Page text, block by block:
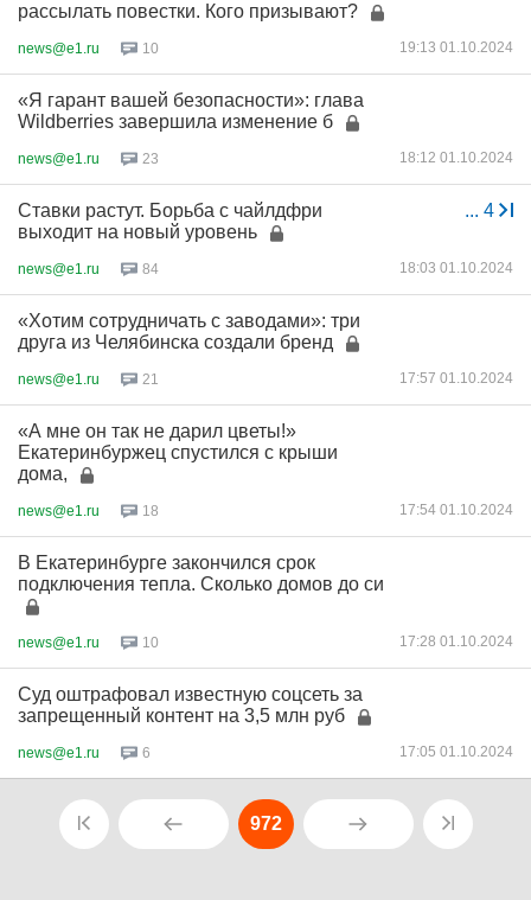
рассылать повестки. Кого призывают?
news@e1.ru 10 19:13 01.10.2024
«Я гарант вашей безопасности»: глава
Wildberries завершила изменение б
news@e1.ru 23 18:12 01.10.2024
... 4
Ставки растут. Борьба с чайлдфри
выходит на новый уровень
news@e1.ru 84 18:03 01.10.2024
«Хотим сотрудничать с заводами»: три
друга из Челябинска создали бренд
news@e1.ru 21 17:57 01.10.2024
«А мне он так не дарил цветы!»
Екатеринбуржец спустился с крыши
дома,
news@e1.ru 18 17:54 01.10.2024
В Екатеринбурге закончился срок
подключения тепла. Сколько домов до си
news@e1.ru 10 17:28 01.10.2024
Суд оштрафовал известную соцсеть за
запрещенный контент на 3,5 млн руб
news@e1.ru 6 17:05 01.10.2024
972